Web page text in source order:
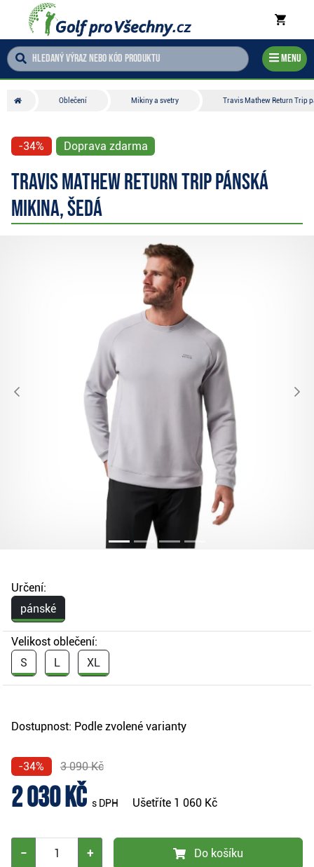
Menu
Oblečení Mikiny a svetry Travis Mathew Return Trip
-34% Doprava zdarma
Travis Mathew Return Trip pánská
mikina, šedá
Určení:
pánské
Velikost oblečení:
S
L XL
Dostupnost: Podle zvolené varianty
-34% 3 090 Kč
2 030 Kč s DPH Ušetříte 1 060 Kč
− + Do košíku